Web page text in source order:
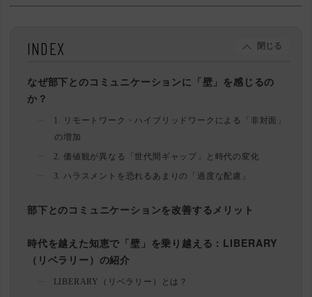
INDEX 閉じる
なぜ部下とのコミュニケーションに「壁」を感じるの
か？
1. リモートワーク・ハイブリッドワークによる「非対面」
の増加
2. 価値観が異なる「世代間ギャップ」と時代の変化
3. ハラスメントを恐れるあまりの「過度な配慮」
部下とのコミュニケーションを改善するメリット
時代を越えた知恵で「壁」を乗り越える：LIBERARY
（リベラリー）の紹介
LIBERARY（リベラリー）とは？